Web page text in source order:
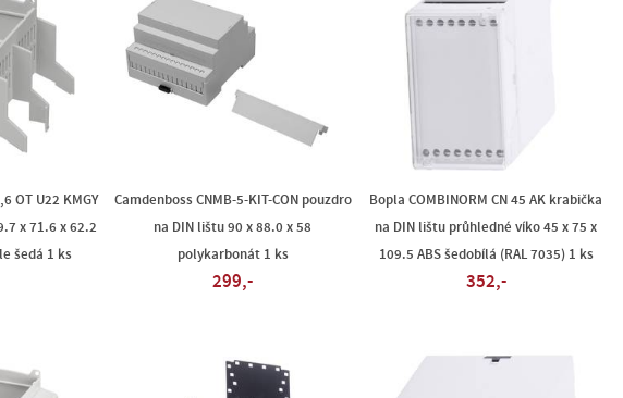
OT U22 KMGY
x 71.6 x 62.2
šedá 1 ks
Camdenboss CNMB-5-KIT-CON pouzdro
na DIN lištu 90 x 88.0 x 58
polykarbonát 1 ks
299,-
Bopla COMBINORM CN 45 AK krabička
na DIN lištu průhledné víko 45 x 75 x
109.5 ABS šedobílá (RAL 7035) 1 ks
352,-